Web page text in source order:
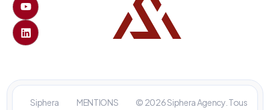
Siphera
MENTIONS
© 2026 Siphera Agency. Tous